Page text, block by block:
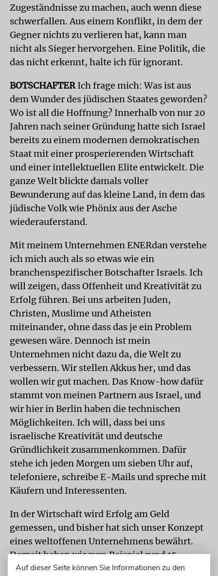
Zugeständnisse zu machen, auch wenn diese
schwerfallen. Aus einem Konflikt, in dem der
Gegner nichts zu verlieren hat, kann man
nicht als Sieger hervorgehen. Eine Politik, die
das nicht erkennt, halte ich für ignorant.
BOTSCHAFTERIch frage mich: Was ist aus
dem Wunder des jüdischen Staates geworden?
Wo ist all die Hoffnung? Innerhalb von nur 20
Jahren nach seiner Gründung hatte sich Israel
bereits zu einem modernen demokratischen
Staat mit einer prosperierenden Wirtschaft
und einer intellektuellen Elite entwickelt. Die
ganze Welt blickte damals voller
Bewunderung auf das kleine Land, in dem das
jüdische Volk wie Phönix aus der Asche
wiederauferstand.
Mit meinem Unternehmen ENERdan verstehe
ich mich auch als so etwas wie ein
branchenspezifischer Botschafter Israels. Ich
will zeigen, dass Offenheit und Kreativität zu
Erfolg führen. Bei uns arbeiten Juden,
Christen, Muslime und Atheisten
miteinander, ohne dass das je ein Problem
gewesen wäre. Dennoch ist mein
Unternehmen nicht dazu da, die Welt zu
verbessern. Wir stellen Akkus her, und das
wollen wir gut machen. Das Know-how dafür
stammt von meinen Partnern aus Israel, und
wir hier in Berlin haben die technischen
Möglichkeiten. Ich will, dass bei uns
israelische Kreativität und deutsche
Gründlichkeit zusammenkommen. Dafür
stehe ich jeden Morgen um sieben Uhr auf,
telefoniere, schreibe E-Mails und spreche mit
Käufern und Interessenten.
In der Wirtschaft wird Erfolg am Geld
gemessen, und bisher hat sich unser Konzept
eines weltoffenen Unternehmens bewährt.
Derzeit haben wir zum Beispiel rund 15
Produkte bei Globetrotter im Angebot,
Auf dieser Seite können Sie Informationen zu den